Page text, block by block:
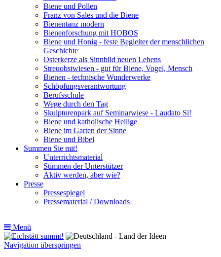
Biene und Pollen
Franz von Sales und die Biene
Bienentanz modern
Bienenforschung mit HOBOS
Biene und Honig - feste Begleiter der menschlichen
Geschichte
Osterkerze als Sinnbild neuen Lebens
Streuobstwiesen - gut für Biene, Vogel, Mensch
Bienen - technische Wunderwerke
Schöpfungsverantwortung
Berufsschule
Wege durch den Tag
Skulpturenpark auf Seminarwiese - Laudato Si!
Biene und katholische Heilige
Biene im Garten der Sinne
Biene und Bibel
Summen Sie mit!
Unterrichtsmaterial
Stimmen der Unterstützer
Aktiv werden, aber wie?
Presse
Pressespiegel
Pressematerial / Downloads
Menü
Navigation überspringen